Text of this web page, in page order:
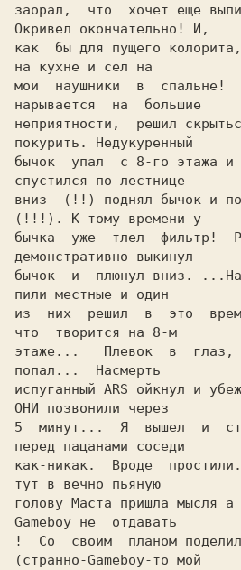
заорал,  что  хочет еще
Окривел окончательно! И,
как  бы для пущего
на кухне и сел на
мои  наушники  в  спальне!
нарывается  на  большие
неприятности,  решил
покурить. Недукуренный
бычок  упал  с 8-го этажа и
спустился по лестнице
вниз  (!!) поднял бычок и
(!!!). К тому времени у
бычка  уже  тлел  фильтр!
демонстративно выкинул
бычок  и  плюнул вниз.
пили местные и один
из  них  решил  в  это
что  творится на 8-м
этаже...   Плевок  в  глаз,
попал...  Насмерть
испуганный ARS ойкнул и
ОНИ позвонили через
5  минут...  Я  вышел  и
перед пацанами соседи
как-никак.  Вроде
тут в вечно пьяную
голову Маста пришла мысля
Gameboy не  отдавать
!  Со  своим  планом
(странно-Gameboy-то мой